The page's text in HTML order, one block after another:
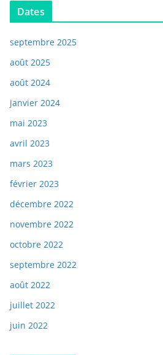
Dates
septembre 2025
août 2025
août 2024
janvier 2024
mai 2023
avril 2023
mars 2023
février 2023
décembre 2022
novembre 2022
octobre 2022
septembre 2022
août 2022
juillet 2022
juin 2022